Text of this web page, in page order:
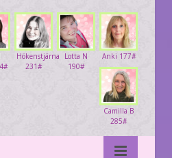
Anki 177#
Lotta N
190#
Hökenstjärna
231#
Camilla B
285#